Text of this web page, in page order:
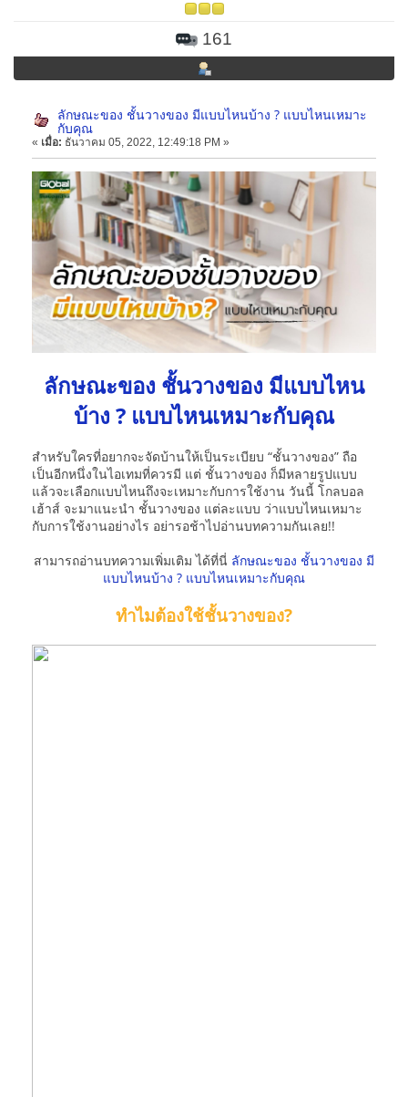
161
ลักษณะของ ชั้นวางของ มีแบบไหนบ้าง ? แบบไหนเหมาะ
กับคุณ
« เมื่อ: ธันวาคม 05, 2022, 12:49:18 PM »
ลักษณะของ ชั้นวางของ มีแบบไหน
บ้าง ? แบบไหนเหมาะกับคุณ
สำหรับใครที่อยากจะจัดบ้านให้เป็นระเบียบ “ชั้นวางของ” ถือ
เป็นอีกหนึ่งในไอเทมที่ควรมี แต่ ชั้นวางของ ก็มีหลายรูปแบบ
แล้วจะเลือกแบบไหนถึงจะเหมาะกับการใช้งาน วันนี้ โกลบอล
เฮ้าส์ จะมาแนะนำ ชั้นวางของ แต่ละแบบ ว่าแบบไหนเหมาะ
กับการใช้งานอย่างไร อย่ารอช้าไปอ่านบทความกันเลย!!
สามารถอ่านบทความเพิ่มเติม ได้ที่นี่ ลักษณะของ ชั้นวางของ มี
แบบไหนบ้าง ? แบบไหนเหมาะกับคุณ
ทำไมต้องใช้ชั้นวางของ?